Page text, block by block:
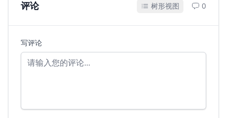
评论 树形视图 0
写评论